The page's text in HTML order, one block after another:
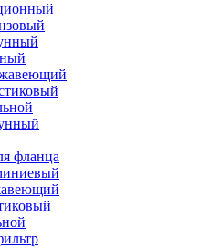
фланца